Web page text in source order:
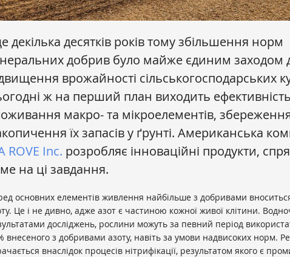
декілька десятків років тому збільшення норм
добрив було майже єдиним заходом
врожайності сільськогосподарських
ж на перший план виходить ефективність
макро- та мікроелементів,
їх запасів у ґрунті. Американська
ROVE Inc. розробляє інноваційні продукти,
на ці завдання.
основних елементів живлення найбільше з добривами
Це і не дивно, адже азот є частиною кожної живої клітини.
досліджень, рослини можуть за певний період
внесеного з добривами азоту, навіть за умови надвисоких норм.
внаслідок процесів нітрифікації, результатом якого є